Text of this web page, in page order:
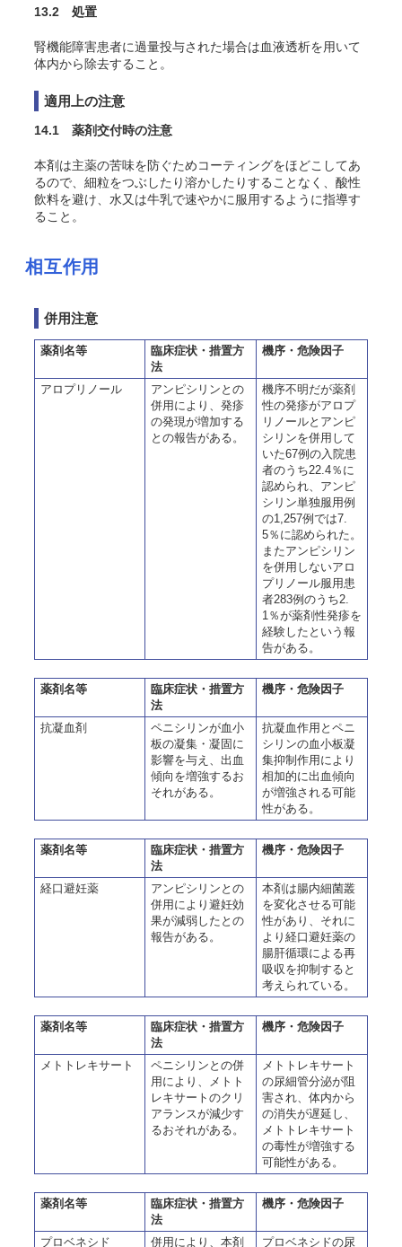
13.2 処置
腎機能障害患者に過量投与された場合は血液透析を用いて
体内から除去すること。
適用上の注意
14.1 薬剤交付時の注意
本剤は主薬の苦味を防ぐためコーティングをほどこしてあ
るので、細粒をつぶしたり溶かしたりすることなく、酸性
飲料を避け、水又は牛乳で速やかに服用するように指導す
ること。
相互作用
併用注意
薬剤名等
臨床症状・措置方
法
機序・危険因子
アロプリノール
アンピシリンとの
併用により、発疹
の発現が増加する
との報告がある。
機序不明だが薬剤
性の発疹がアロプ
リノールとアンピ
シリンを併用して
いた67例の入院患
者のうち22.4％に
認められ、アンピ
シリン単独服用例
の1,257例では7.
5％に認められた。
またアンピシリン
を併用しないアロ
プリノール服用患
者283例のうち2.
1％が薬剤性発疹を
経験したという報
告がある。
薬剤名等
臨床症状・措置方
法
機序・危険因子
抗凝血剤
ペニシリンが血小
板の凝集・凝固に
影響を与え、出血
傾向を増強するお
それがある。
抗凝血作用とペニ
シリンの血小板凝
集抑制作用により
相加的に出血傾向
が増強される可能
性がある。
薬剤名等
臨床症状・措置方
法
機序・危険因子
経口避妊薬
アンピシリンとの
併用により避妊効
果が減弱したとの
報告がある。
本剤は腸内細菌叢
を変化させる可能
性があり、それに
より経口避妊薬の
腸肝循環による再
吸収を抑制すると
考えられている。
薬剤名等
臨床症状・措置方
法
機序・危険因子
メトトレキサート
ペニシリンとの併
用により、メトト
レキサートのクリ
アランスが減少す
るおそれがある。
メトトレキサート
の尿細管分泌が阻
害され、体内から
の消失が遅延し、
メトトレキサート
の毒性が増強する
可能性がある。
薬剤名等
臨床症状・措置方
法
機序・危険因子
プロベネシド 併用により、本剤 プロベネシドの尿